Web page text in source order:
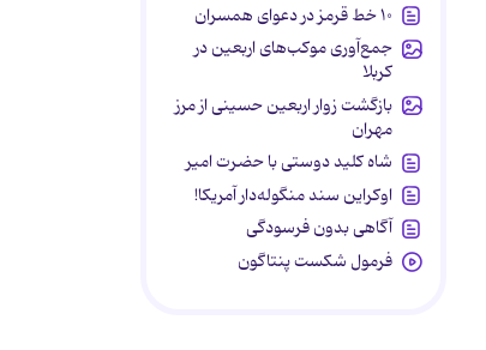
۱۰ خط قرمز در دعوای همسران
جمع‌آوری موکب‌های اربعین در
کربلا
بازگشت زوار اربعین حسینی از مرز
مهران
شاه کلید دوستی با حضرت امیر
اوکراین سند منگوله‌دار آمریکا!
آگاهی بدون فرسودگی
فرمول شکست پنتاگون